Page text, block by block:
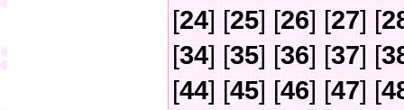
[24] [25] [26] [27] [
[34] [35] [36] [37] [
[44] [45] [46] [47] [